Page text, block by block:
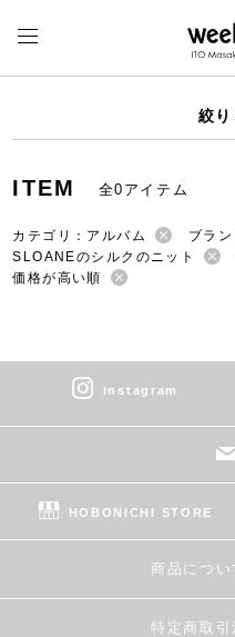
絞
ITEM 全0アイテム
カテゴリ：アルバム
ブラ
SLOANEのシルクのニット
価格が高い順
instagram
HOBONICHI STORE
商品につ
特定商取